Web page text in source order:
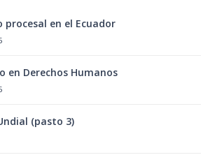
procesal en el Ecuador
en Derechos Humanos
(pasto 3)